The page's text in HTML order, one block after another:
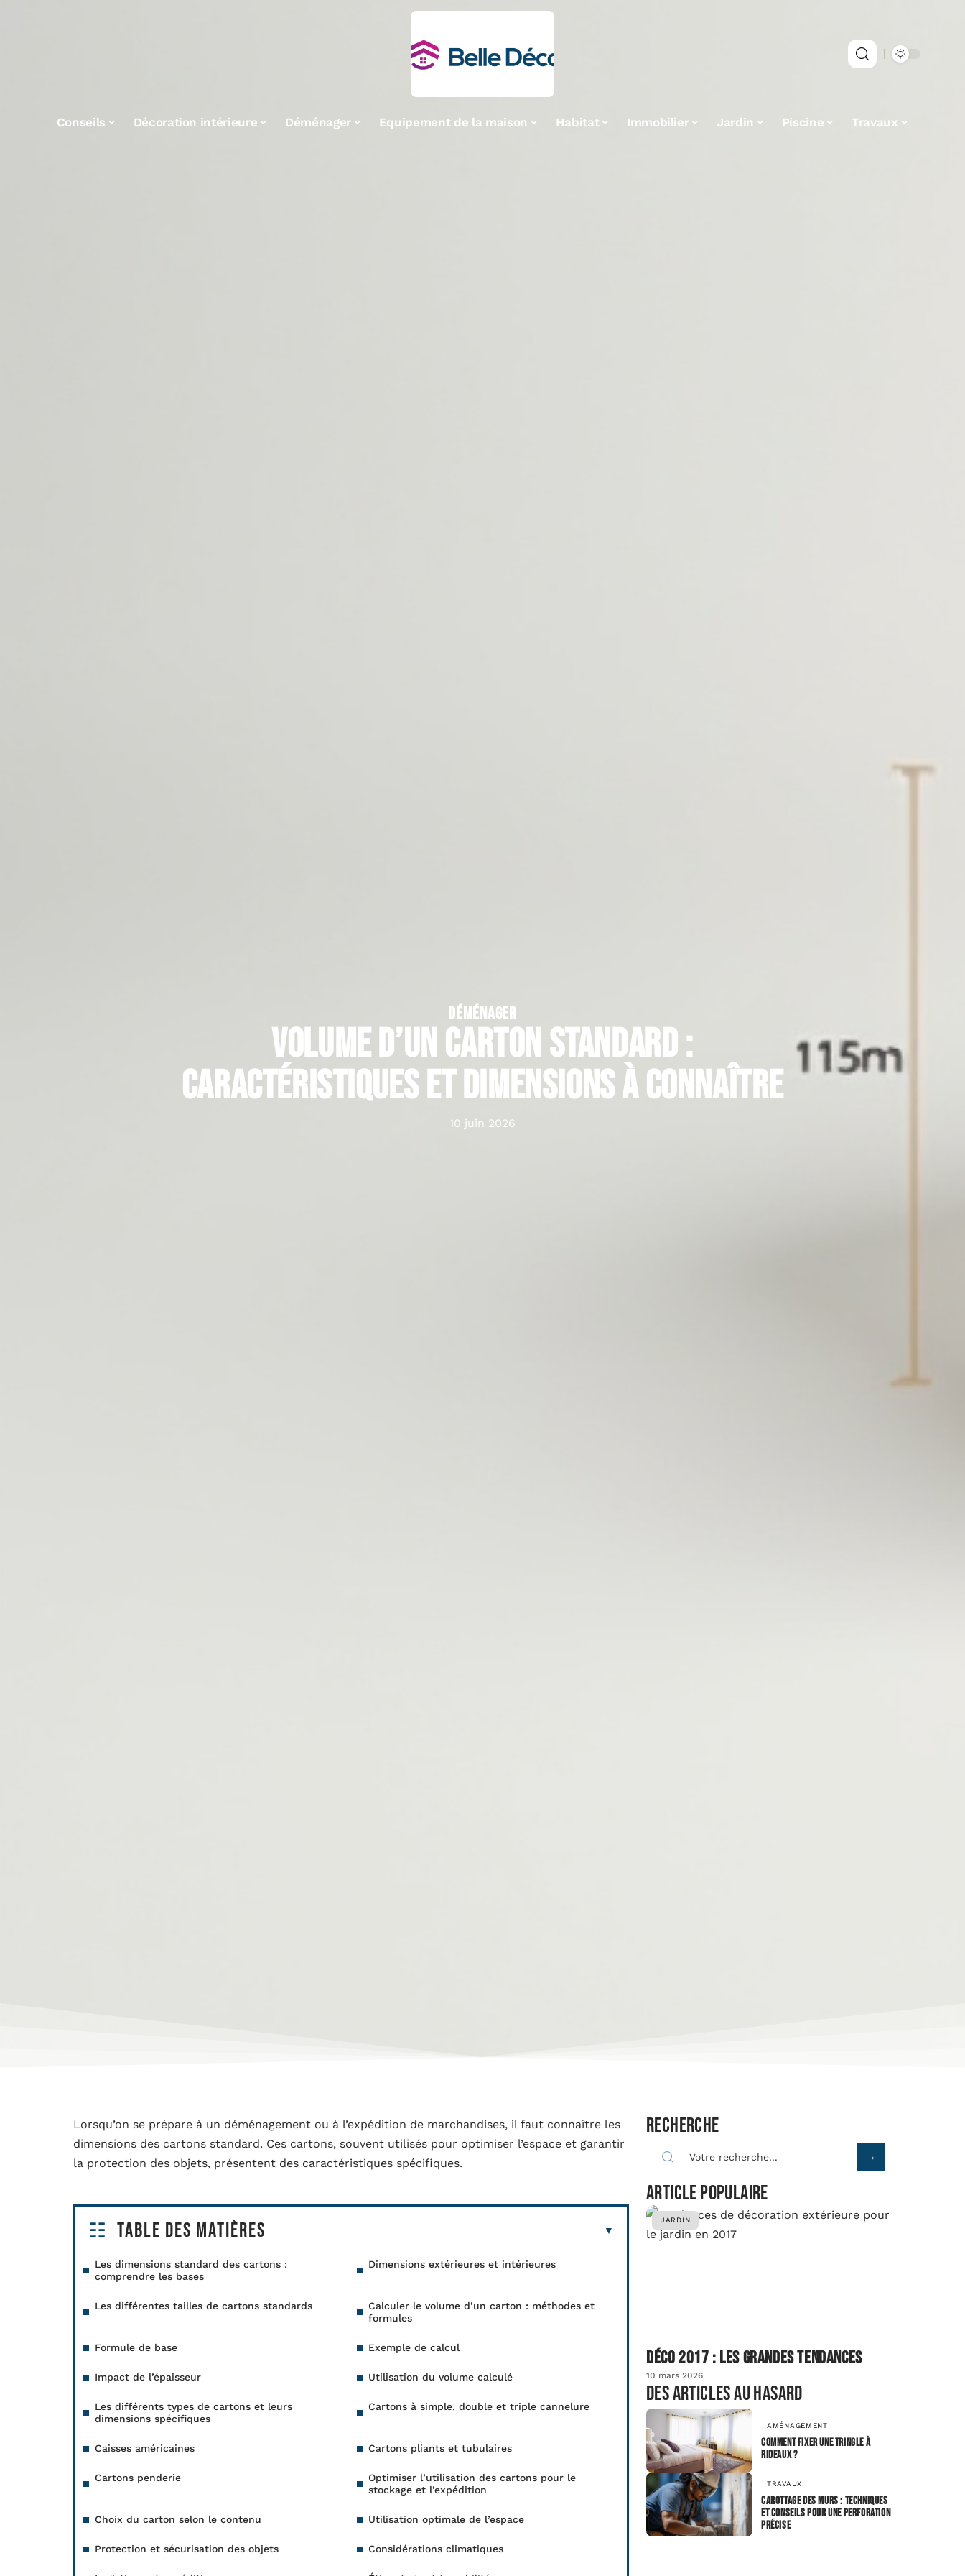
Conseils Décoration intérieure Déménager Equipement de la maison Habitat Immobilier Jardin Piscine Travaux
DÉMÉNAGER
Volume d’un carton standard :
caractéristiques et dimensions à connaître
10 juin 2026
Lorsqu’on se prépare à un déménagement ou à l’expédition de marchandises, il faut connaître les
dimensions des cartons standard. Ces cartons, souvent utilisés pour optimiser l’espace et garantir
la protection des objets, présentent des caractéristiques spécifiques.
Table des matières
Les dimensions standard des cartons :
comprendre les bases
Dimensions extérieures et intérieures
Les différentes tailles de cartons standards
Calculer le volume d’un carton : méthodes et
formules
Formule de base Exemple de calcul
Impact de l’épaisseur Utilisation du volume calculé
Les différents types de cartons et leurs
dimensions spécifiques
Cartons à simple, double et triple cannelure
Caisses américaines Cartons pliants et tubulaires
Cartons penderie
Optimiser l’utilisation des cartons pour le
stockage et l’expédition
Choix du carton selon le contenu Utilisation optimale de l’espace
Protection et sécurisation des objets Considérations climatiques
Recherche
Article populaire
JARDIN
Déco 2017 : les grandes tendances
10 mars 2026
Des articles au hasard
AMÉNAGEMENT
Comment fixer une tringle à
rideaux ?
TRAVAUX
Carottage des murs : techniques
et conseils pour une perforation
précise